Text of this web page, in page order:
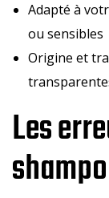
Adapté à
ou sensibles
Origine et
Les